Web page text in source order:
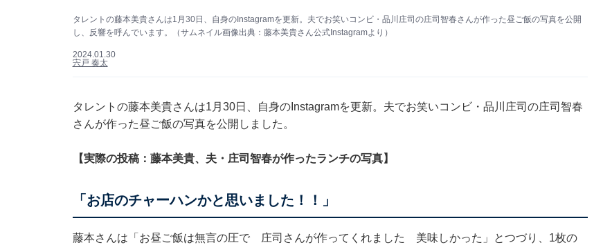
タレントの藤本美貴さんは1月30日、自身のInstagramを更新。夫でお笑いコンビ・品川庄司の庄司智春さんが作った昼ご飯の写真を公開
し、反響を呼んでいます。（サムネイル画像出典：藤本美貴さん公式Instagramより）
2024.01.30
宍戸 奏太
タレントの藤本美貴さんは1月30日、自身のInstagramを更新。夫でお笑いコンビ・品川庄司の庄司智春
さんが作った昼ご飯の写真を公開しました。
【実際の投稿：藤本美貴、夫・庄司智春が作ったランチの写真】
「お店のチャーハンかと思いました！！」
藤本さんは「お昼ご飯は無言の圧で 庄司さんが作ってくれました 美味しかった」とつづり、1枚の